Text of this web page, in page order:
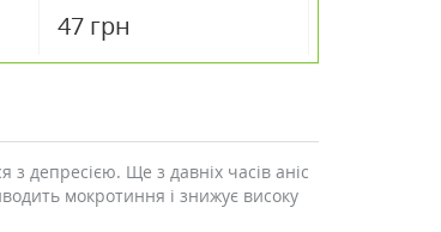
47 грн
депресією. Ще з давніх часів аніс
мокротиння і знижує високу